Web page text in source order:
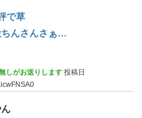
で草
ちんさんさぁ…
しがお送りします 投稿日